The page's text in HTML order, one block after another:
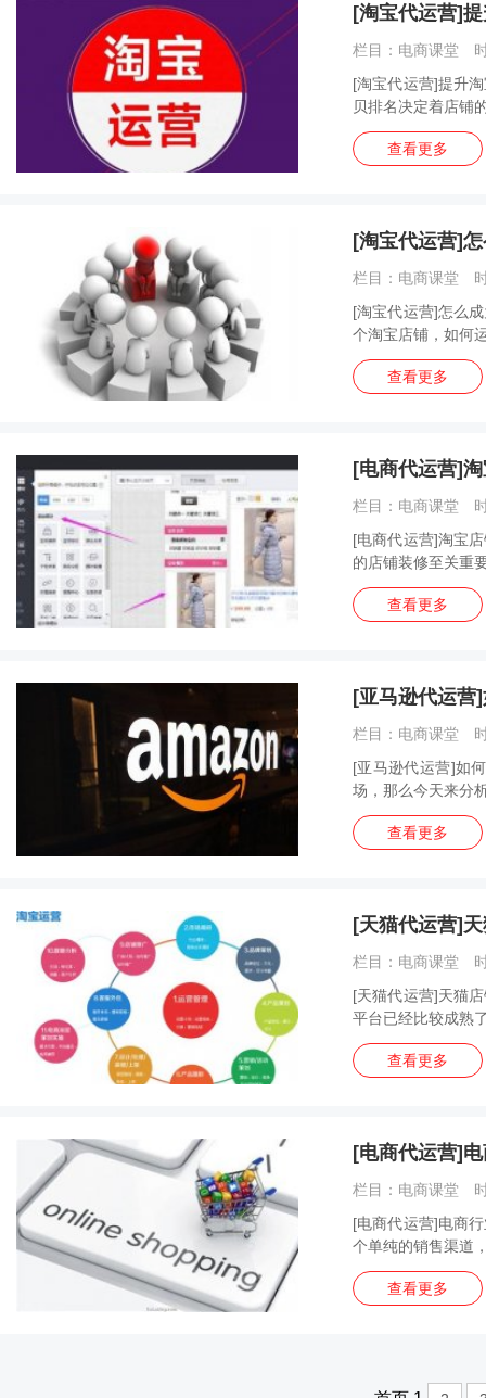
[淘宝代运营]
栏目：电商课堂
[淘宝代运营]提升
贝排名决定着店铺
查看更多
[淘宝代运营]
栏目：电商课堂
[淘宝代运营]怎么
个淘宝店铺，如何
查看更多
[电商代运营]
栏目：电商课堂
[电商代运营]淘宝
的店铺装修至关重
查看更多
[亚马逊代运营
栏目：电商课堂
[亚马逊代运营]如
场，那么今天来分
查看更多
[天猫代运营]
栏目：电商课堂
[天猫代运营]天猫
平台已经比较成熟
查看更多
[电商代运营]
栏目：电商课堂
[电商代运营]电商
个单纯的销售渠道
查看更多